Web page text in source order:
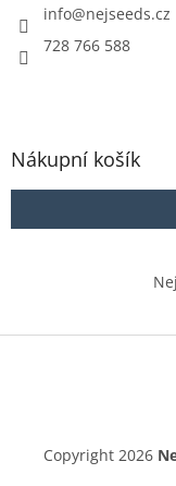
info@nejseeds.cz
728 766 588
Nákupní košík
Copyright 2026